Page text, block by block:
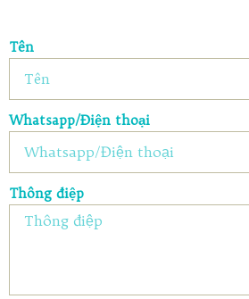
Tên
Whatsapp/Điện thoại
Thông điệp